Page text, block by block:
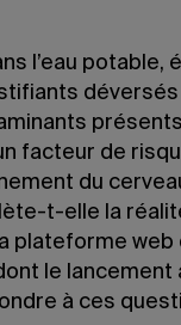
l’eau potable,
facteur de
du
t-elle la
plateforme web
le lancement
à ces